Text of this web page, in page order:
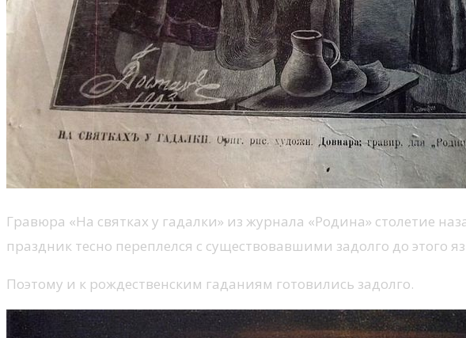
Гравюра «На святках у гадалки» из журнала «Родина» столетие
праздник тесно переплелся с существовавшими задолго до этого
Поэтому и к рождественским гаданиям готовились задолго.